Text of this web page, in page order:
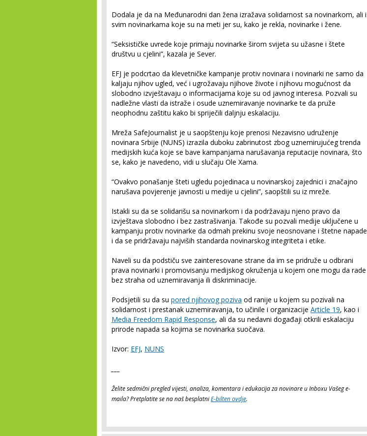
Dodala je da na Međunarodni dan žena izražava solidarnost sa novinarkom, ali i
svim novinarkama koje su na meti jer su, kako je rekla, novinarke i žene.
“Seksističke uvrede koje primaju novinarke širom svijeta su užasne i štete
društvu u cjelini”, kazala je Sever.
EFJ je podcrtao da klevetničke kampanje protiv novinara i novinarki ne samo da
kaljaju njihov ugled, već i ugrožavaju njihove živote i njihovu mogućnost da
slobodno izvještavaju o informacijama koje su od javnog interesa. Pozvali su
nadležne vlasti da istraže i osude uznemiravanje novinarke te da pruže
neophodnu zaštitu kako bi spriječili daljnju eskalaciju.
Mreža SafeJournalist je u saopštenju koje prenosi Nezavisno udruženje
novinara Srbije (NUNS) izrazila duboku zabrinutost zbog uznemirujućeg trenda
medijskih kuća koje se bave kampanjama narušavanja reputacije novinara, što
se, kako je navedeno, vidi u slučaju Ole Xama.
“Ovakvo ponašanje šteti ugledu pojedinaca u novinarskoj zajednici i značajno
narušava povjerenje javnosti u medije u cjelini”, saopštili su iz mreže.
Istakli su da se solidarišu sa novinarkom i da podržavaju njeno pravo da
izvještava slobodno i bez zastrašivanja. Takođe su pozvali medije uključene u
kampanju protiv novinarke da odmah prekinu svoje neosnovane i štetne napade
i da se pridržavaju najviših standarda novinarskog integriteta i etike.
Naveli su da podstiču sve zainteresovane strane da im se pridruže u odbrani
prava novinarki i promovisanju medijskog okruženja u kojem one mogu da rade
bez straha od uznemiravanja ili diskriminacije.
Podsjetili su da su pored njihovog poziva od ranije u kojem su pozivali na
solidarnost i prestanak uznemiravanja, to učinile i organizacije Article 19, kao i
Media Freedom Rapid Response, ali da su nedavni događaji otkrili eskalaciju
prirode napada sa kojima se novinarka suočava.
Izvor: EFJ, NUNS
Želite sedmični pregled vijesti, analiza, komentara i edukacija za novinare u Inboxu Vašeg e-
maila? Pretplatite se na naš besplatniE-bilten ovdje.